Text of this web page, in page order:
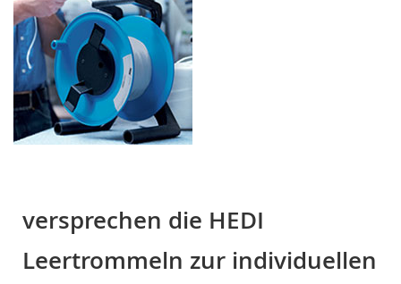
versprechen die HEDI
Leertrommeln zur individuellen